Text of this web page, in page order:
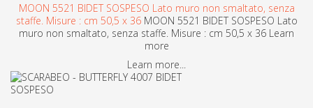
MOON 5521 BIDET SOSPESO Lato muro non smaltato, senza
staffe. Misure : cm 50,5 x 36 MOON 5521 BIDET SOSPESO Lato
muro non smaltato, senza staffe. Misure : cm 50,5 x 36 Learn
more
Learn more...